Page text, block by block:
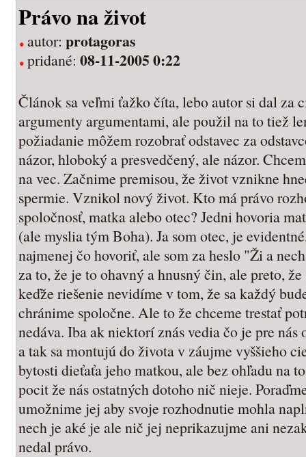
Právo na život
autor: protagoras
pridané: 08-11-2005 0:22
Článok sa veľmi ťažko číta, lebo autor si dal za
argumenty argumentami, ale použil na to tiež
požiadanie môžem rozobrať odstavec za
názor, hloboký a presvedčený, ale názor.
na vec. Začnime premisou, že život vznikne
spermie. Vznikol nový život. Kto má právo
spoločnosť, matka alebo otec? Jedni hovoria
(ale myslia tým Boha). Ja som otec, je
najmenej čo hovoriť, ale som za heslo "Ži a
za to, že je to ohavný a hnusný čin, ale preto,
keďže riešenie nevidíme v tom, že sa každý
chránime spoločne. Ale to že chceme trestať
nedáva. Iba ak niektorí znás vedia čo je pre nás
a tak sa montujú do života v záujme vyššieho
bytosti dieťaťa jeho matkou, ale bez ohľadu na
pocit že nás ostatných dotoho nič nieje.
umožnime jej aby svoje rozhodnutie mohla
nech je aké je ale nič jej neprikazujme ani
nedal právo.